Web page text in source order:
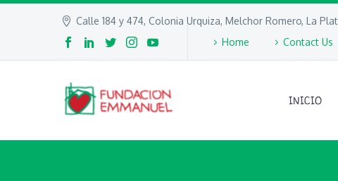
Calle 184 y 474, Colonia Urquiza, Melchor Romero, La
Home
Contact Us
INICIO